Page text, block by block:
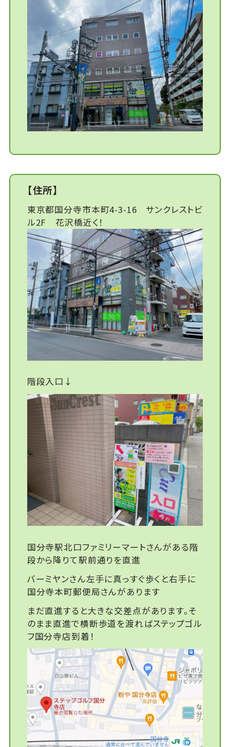
【住所】
東京都国分寺市本町4-3-16 サンクレストビ
ル2F 花沢橋近く！
階段入口↓
国分寺駅北口ファミリーマートさんがある階
段から降りて駅前通りを直進
バーミヤンさん左手に真っすぐ歩くと右手に
国分寺本町郵便局さんがあります
まだ直進すると大きな交差点があります。そ
のまま直進で横断歩道を渡ればステップゴル
フ国分寺店到着！